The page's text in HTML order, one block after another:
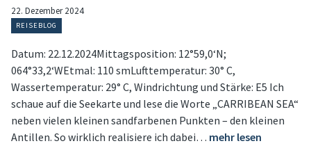
22. Dezember 2024
REISEBLOG
Datum: 22.12.2024Mittagsposition: 12°59,0‘N;
064°33,2‘WEtmal: 110 smLufttemperatur: 30° C,
Wassertemperatur: 29° C, Windrichtung und Stärke: E5 Ich
schaue auf die Seekarte und lese die Worte „CARRIBEAN SEA“
neben vielen kleinen sandfarbenen Punkten – den kleinen
Antillen. So wirklich realisiere ich dabei… mehr lesen